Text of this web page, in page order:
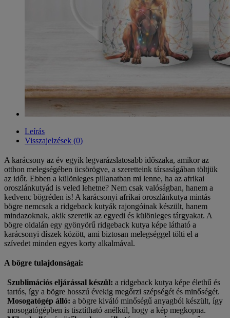
Leírás
Visszajelzések (0)
A karácsony az év egyik legvarázslatosabb időszaka, amikor az
otthon melegségében ücsörögve, a szeretteink társaságában töltjük
az időt. Ebben a különleges pillanatban mi lenne, ha az afrikai
oroszlánkutyád is veled lehetne? Nem csak valóságban, hanem a
kedvenc bögréden is! A karácsonyi afrikai oroszlánkutya mintás
bögre nemcsak a ridgeback kutyák rajongóinak készült, hanem
mindazoknak, akik szeretik az egyedi és különleges tárgyakat. A
bögre oldalán egy gyönyörű ridgeback kutya képe látható a
karácsonyi díszek között, ami biztosan melegséggel tölti el a
szívedet minden egyes korty alkalmával.
A bögre tulajdonságai:
Szublimációs eljárással készül: a ridgeback kutya képe élethű és
tartós, így a bögre hosszú évekig megőrzi szépségét és minőségét.
Mosogatógép álló: a bögre kiváló minőségű anyagból készült, így
mosogatógépben is tisztítható anélkül, hogy a kép megkopna.